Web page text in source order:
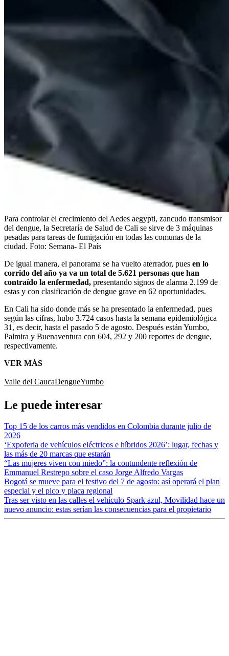
Para controlar el crecimiento del Aedes aegypti, zancudo transmisor
del dengue, la Secretaría de Salud de Cali se sirve de 3 máquinas
pesadas para tareas de fumigación en todas las comunas de la
ciudad. Foto: Semana- El País
De igual manera, el panorama se ha vuelto aterrador, pues en lo
corrido del año ya va un total de 5.621 personas que han
contraído la enfermedad, presentando signos de alarma 2.199 de
estas y con clasificación de dengue grave en 62 oportunidades.
En Cali ha sido donde más se ha presentado la enfermedad, pues
según las cifras, hubo 3.724 casos hasta la semana epidemiológica
31, es decir, hasta el pasado 5 de agosto. Después están Yumbo,
Palmira y Buenaventura con 604, 292 y 200 reportes de dengue,
respectivamente.
VER MÁS
Valle del CaucaDengueYumbo
Le puede interesar
Top 15 de los carros más vendidos en Colombia durante julio de
2026
‘Expoferia de vehículos eléctricos e híbridos 2026’: lugar, fechas y
las más de 20 marcas que estarán
“Las mujeres viven con miedo”: la contundente reflexión de
Emmanuel Restrepo sobre el caso Jorge Alfredo Vargas
Bogotá se mueve para el festivo del 7 de agosto: así operará el plan
especial y el pico y placa regional
Tras ser visto en las calles el vehículo Spark azul, Movilidad hace un
nuevo anuncio: estas serían las consecuencias para el propietario